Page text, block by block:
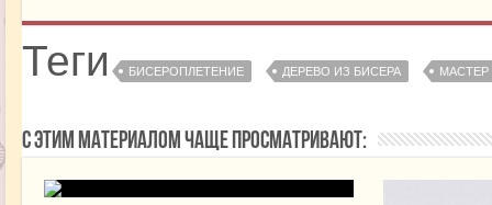
Теги БИСЕРОПЛЕТЕНИЕ ДЕРЕВО ИЗ БИСЕРА
С этим материалом чаще просматривают: